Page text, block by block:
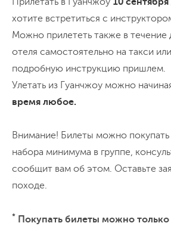
факторов. Обратите
с 10.09.2026 вылетать
утром 11 дня.
хотите встретиться с
Можно прилететь также в течение
отеля самостоятельно на такси
подробную инструкцию пришлем.
Улетать из Гуанчжоу можно
время любое.
Внимание! Билеты можно покупать
набора минимума в группе,
сообщит вам об этом. Оставьте
походе.
* Покупать билеты можно только